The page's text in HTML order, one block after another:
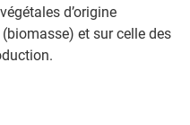
d’origine
et sur celle des